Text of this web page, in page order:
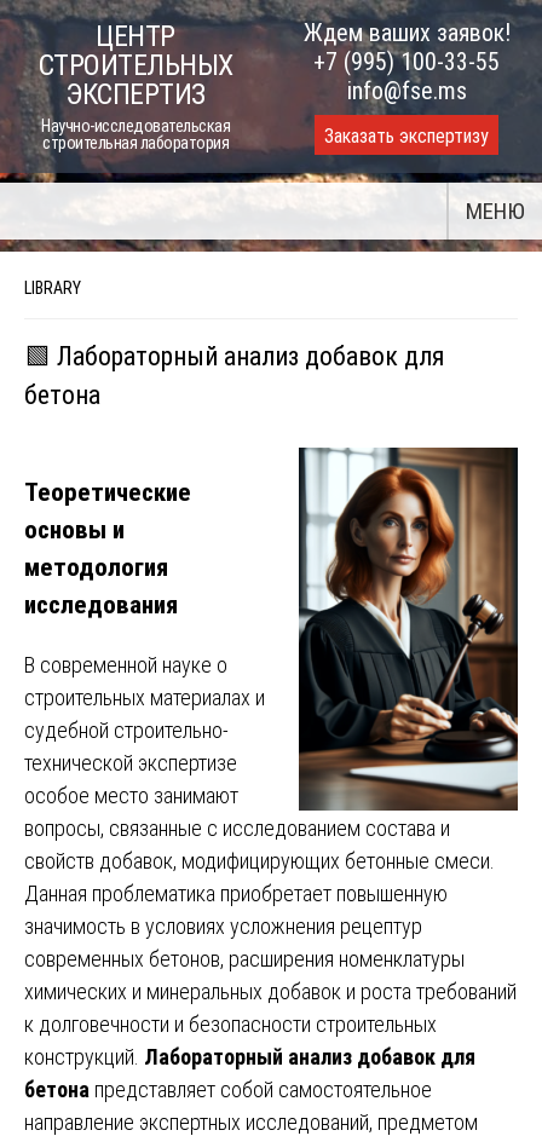
Skip
to
content
ЦЕНТР
СТРОИТЕЛЬНЫХ
ЭКСПЕРТИЗ
Научно-исследовательская
строительная лаборатория
Ждем ваших заявок!
+7 (995) 100-33-55
info@fse.ms
Заказать экспертизу
МЕНЮ
LIBRARY
🟩 Лабораторный анализ добавок для
бетона
Теоретические
основы и
методология
исследования
В современной науке о
строительных материалах и
судебной строительно-
технической экспертизе
особое место занимают
вопросы, связанные с исследованием состава и
свойств добавок, модифицирующих бетонные смеси.
Данная проблематика приобретает повышенную
значимость в условиях усложнения рецептур
современных бетонов, расширения номенклатуры
химических и минеральных добавок и роста требований
к долговечности и безопасности строительных
конструкций. Лабораторный анализ добавок для
бетона представляет собой самостоятельное
направление экспертных исследований, предметом